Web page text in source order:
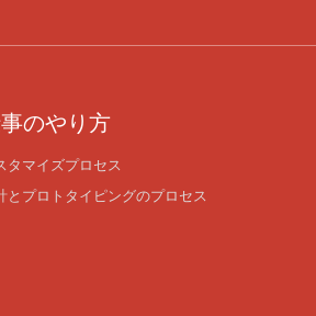
のやり方
タマイズプロセス
とプロトタイピングのプロセス